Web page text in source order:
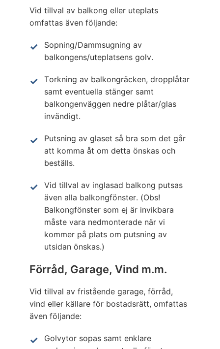
Vid tillval av balkong eller uteplats
omfattas även följande:
Sopning/Dammsugning av
balkongens/uteplatsens golv.
Torkning av balkongräcken, dropplåtar
samt eventuella stänger samt
balkongenväggen nedre plåtar/glas
invändigt.
Putsning av glaset så bra som det går
att komma åt om detta önskas och
beställs.
Vid tillval av inglasad balkong putsas
även alla balkongfönster. (Obs!
Balkongfönster som ej är invikbara
måste vara nedmonterade när vi
kommer på plats om putsning av
utsidan önskas.)
Förråd, Garage, Vind m.m.
Vid tillval av fristående garage, förråd,
vind eller källare för bostadsrätt, omfattas
även följande:
Golvytor sopas samt enklare